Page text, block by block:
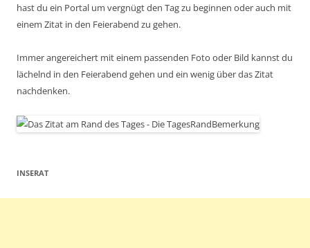
hast du ein Portal um vergnügt den Tag zu beginnen oder auch mit
einem Zitat in den Feierabend zu gehen.
Immer angereichert mit einem passenden Foto oder Bild kannst du
lächelnd in den Feierabend gehen und ein wenig über das Zitat
nachdenken.
INSERAT